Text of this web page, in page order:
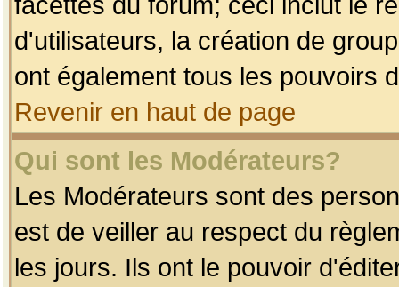
d'utilisateurs, la création de
ont également tous les pouvoirs
Revenir en haut de page
Qui sont les Modérateurs?
Les Modérateurs sont des
est de veiller au respect du
les jours. Ils ont le pouvoir